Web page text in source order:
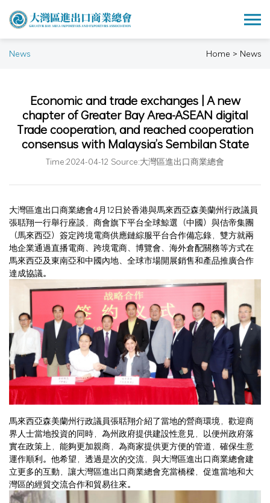
News Home > News
Economic and trade exchanges | A new
chapter of Greater Bay Area-ASEAN digital
Trade cooperation, and reached cooperation
consensus with Malaysia’s Sembilan State
Time:2024-04-12 Source:大灣區進出口商業總會
大灣區進出口商業總會4月12日於香港與馬來西亞森美蘭州行政議員
張聒翔一行舉行座談，商會旗下平台全球鯨選（中國）與佶帝集團
（馬來西亞）簽定跨境電商供應鏈綜服平台合作備忘錄，雙方就兩
地企業通過直播電商、跨境電商、博覽會、海外倉配關務等方式在
馬來西亞及東南亞和中國內地、全球市場開展銷售和產品推廣合作
達成協議。
馬來西亞森美蘭州行政議員張聒翔介紹了當地的營商環境，歡迎商
界人士當地投資的同時，為州政府提供建設性意見，以便州政府落
實在政策上，能夠更加親商，為商家提供更方便的管道，確保生意
運作順利。他希望，透過是次的交流，與大灣區進出口商業總會建
立更多的互動，讓大灣區進出口商業總會充當橋樑，促進當地和大
灣區的經貿交流合作和貿易往來。